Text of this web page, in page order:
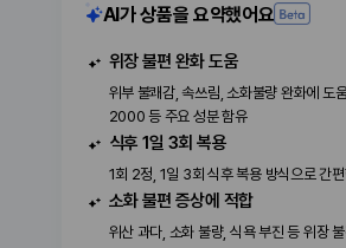
AI가 상품을 요약했어요
위장 불편 완화 도움
위부 불쾌감, 속쓰림, 소화불량 완화에 도
2000 등 주요 성분 함유
식후 1일 3회 복용
1회 2정, 1일 3회 식후 복용 방식으로 간
소화 불편 증상에 적합
위산 과다, 소화 불량, 식욕 부진 등 위장